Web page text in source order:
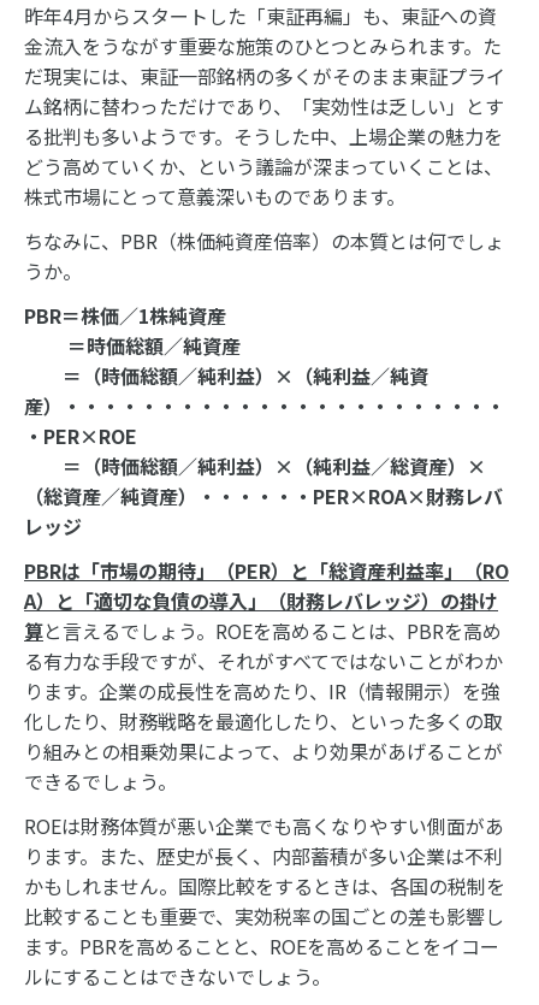
昨年4月からスタートした「東証再編」も、東証への資
金流入をうながす重要な施策のひとつとみられます。た
だ現実には、東証一部銘柄の多くがそのまま東証プライ
ム銘柄に替わっただけであり、「実効性は乏しい」とす
る批判も多いようです。そうした中、上場企業の魅力を
どう高めていくか、という議論が深まっていくことは、
株式市場にとって意義深いものであります。
ちなみに、PBR（株価純資産倍率）の本質とは何でしょ
うか。
PBR＝株価／1株純資産
＝時価総額／純資産
＝（時価総額／純利益）×（純利益／純資
産）・・・・・・・・・・・・・・・・・・・・・・・
・PER×ROE
＝（時価総額／純利益）×（純利益／総資産）×
（総資産／純資産）・・・・・・PER×ROA×財務レバ
レッジ
PBRは「市場の期待」（PER）と「総資産利益率」（RO
A）と「適切な負債の導入」（財務レバレッジ）の掛け
算と言えるでしょう。ROEを高めることは、PBRを高め
る有力な手段ですが、それがすべてではないことがわか
ります。企業の成長性を高めたり、IR（情報開示）を強
化したり、財務戦略を最適化したり、といった多くの取
り組みとの相乗効果によって、より効果があげることが
できるでしょう。
ROEは財務体質が悪い企業でも高くなりやすい側面があ
ります。また、歴史が長く、内部蓄積が多い企業は不利
かもしれません。国際比較をするときは、各国の税制を
比較することも重要で、実効税率の国ごとの差も影響し
ます。PBRを高めることと、ROEを高めることをイコー
ルにすることはできないでしょう。